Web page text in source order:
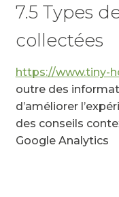
7.5 Types
collectées
https://www.tiny-
outre des
d’améliorer
des conseils
Google Analytics